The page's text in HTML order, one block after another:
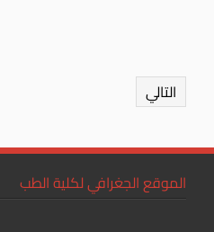
التالي
الموقع الجغرافي لكلية الطب